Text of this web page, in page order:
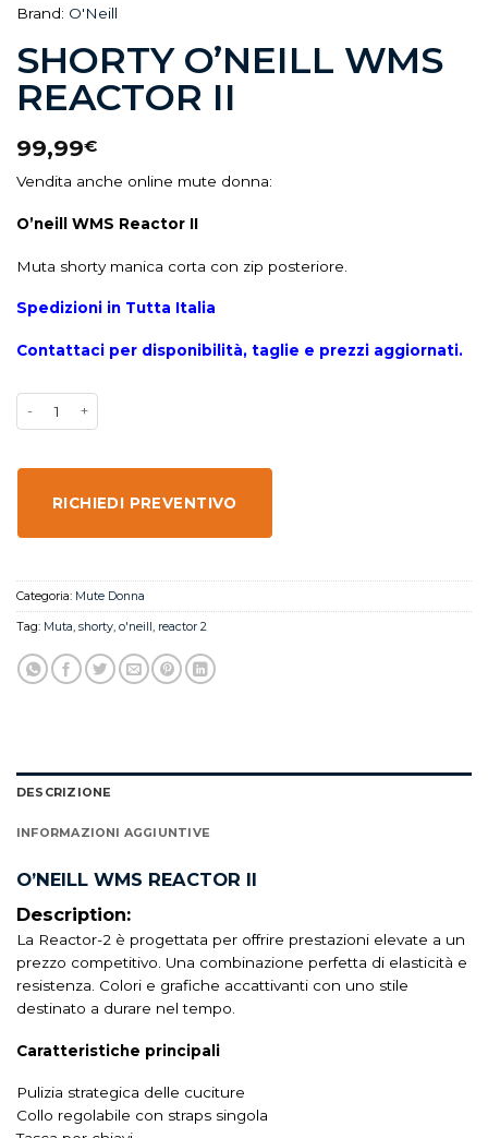
Brand: O'Neill
SHORTY O’NEILL WMS
REACTOR II
99,99€
Vendita anche online mute donna:
O’neill WMS Reactor II
Muta shorty manica corta con zip posteriore.
Spedizioni in Tutta Italia
Contattaci per disponibilità, taglie e prezzi aggiornati.
RICHIEDI PREVENTIVO
Categoria: Mute Donna
Tag: Muta, shorty, o'neill, reactor 2
DESCRIZIONE
INFORMAZIONI AGGIUNTIVE
O’NEILL WMS REACTOR II
Description:
La Reactor-2 è progettata per offrire prestazioni elevate a un
prezzo competitivo. Una combinazione perfetta di elasticità e
resistenza. Colori e grafiche accattivanti con uno stile
destinato a durare nel tempo.
Caratteristiche principali
Pulizia strategica delle cuciture
Collo regolabile con straps singola